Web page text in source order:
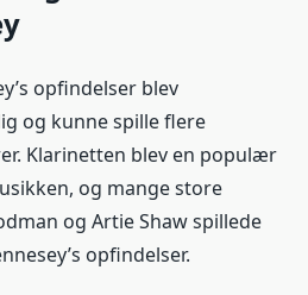
opfindelser blev
og kunne spille flere
Klarinetten blev en populær
og mange store
og Artie Shaw spillede
opfindelser.